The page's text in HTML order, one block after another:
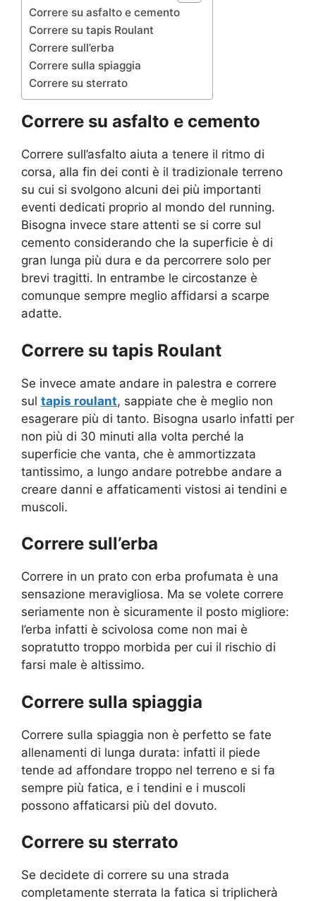
Correre su asfalto e cemento
Correre su tapis Roulant
Correre sull’erba
Correre sulla spiaggia
Correre su sterrato
Correre su asfalto e cemento
Correre sull’asfalto aiuta a tenere il ritmo di
corsa, alla fin dei conti è il tradizionale terreno
su cui si svolgono alcuni dei più importanti
eventi dedicati proprio al mondo del running.
Bisogna invece stare attenti se si corre sul
cemento considerando che la superficie è di
gran lunga più dura e da percorrere solo per
brevi tragitti. In entrambe le circostanze è
comunque sempre meglio affidarsi a scarpe
adatte.
Correre su tapis Roulant
Se invece amate andare in palestra e correre
sul tapis roulant, sappiate che è meglio non
esagerare più di tanto. Bisogna usarlo infatti per
non più di 30 minuti alla volta perché la
superficie che vanta, che è ammortizzata
tantissimo, a lungo andare potrebbe andare a
creare danni e affaticamenti vistosi ai tendini e
muscoli.
Correre sull’erba
Correre in un prato con erba profumata è una
sensazione meravigliosa. Ma se volete correre
seriamente non è sicuramente il posto migliore:
l’erba infatti è scivolosa come non mai è
sopratutto troppo morbida per cui il rischio di
farsi male è altissimo.
Correre sulla spiaggia
Correre sulla spiaggia non è perfetto se fate
allenamenti di lunga durata: infatti il piede
tende ad affondare troppo nel terreno e si fa
sempre più fatica, e i tendini e i muscoli
possono affaticarsi più del dovuto.
Correre su sterrato
Se decidete di correre su una strada
completamente sterrata la fatica si triplicherà